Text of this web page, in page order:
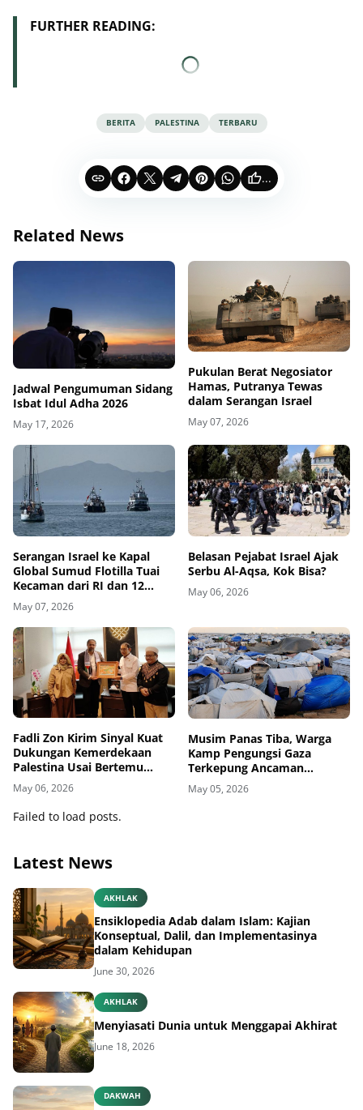
FURTHER READING:
BERITA PALESTINA TERBARU
...
Related News
Jadwal Pengumuman Sidang
Isbat Idul Adha 2026
May 17, 2026
Pukulan Berat Negosiator
Hamas, Putranya Tewas
dalam Serangan Israel
May 07, 2026
Serangan Israel ke Kapal
Global Sumud Flotilla Tuai
Kecaman dari RI dan 12
Negara
May 07, 2026
Belasan Pejabat Israel Ajak
Serbu Al-Aqsa, Kok Bisa?
May 06, 2026
Fadli Zon Kirim Sinyal Kuat
Dukungan Kemerdekaan
Palestina Usai Bertemu
Delegasi di Kemenbud
May 06, 2026
Musim Panas Tiba, Warga
Kamp Pengungsi Gaza
Terkepung Ancaman
Penyakit Kulit
May 05, 2026
Failed to load posts.
Latest News
AKHLAK
Ensiklopedia Adab dalam Islam: Kajian
Konseptual, Dalil, dan Implementasinya
dalam Kehidupan
June 30, 2026
AKHLAK
Menyiasati Dunia untuk Menggapai Akhirat
June 18, 2026
DAKWAH